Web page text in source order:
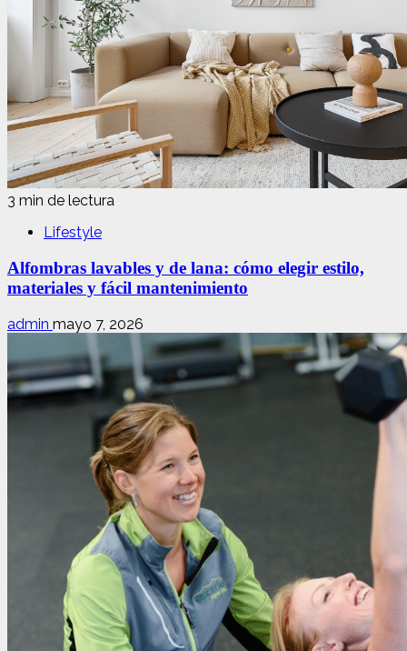
3 min de lectura
Lifestyle
Alfombras lavables y de lana: cómo elegir estilo,
materiales y fácil mantenimiento
admin mayo 7, 2026